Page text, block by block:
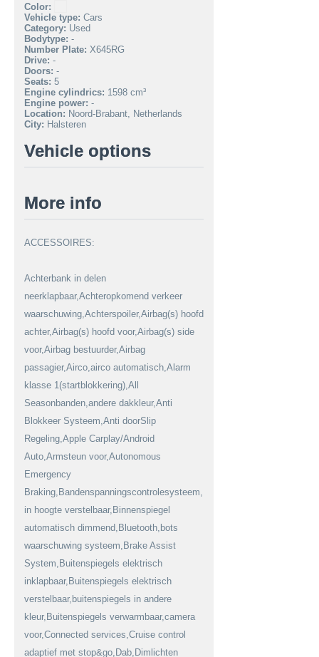
Color:
Vehicle type: Cars
Category: Used
Bodytype: -
Number Plate: X645RG
Drive: -
Doors: -
Seats: 5
Engine cylindrics: 1598 cm³
Engine power: -
Location: Noord-Brabant, Netherlands
City: Halsteren
Vehicle options
More info
ACCESSOIRES:
Achterbank in delen
neerklapbaar,Achteropkomend verkeer
waarschuwing,Achterspoiler,Airbag(s) hoofd
achter,Airbag(s) hoofd voor,Airbag(s) side
voor,Airbag bestuurder,Airbag
passagier,Airco,airco automatisch,Alarm
klasse 1(startblokkering),All
Seasonbanden,andere dakkleur,Anti
Blokkeer Systeem,Anti doorSlip
Regeling,Apple Carplay/Android
Auto,Armsteun voor,Autonomous
Emergency
Braking,Bandenspanningscontrolesysteem,Bestuurdersstoel
in hoogte verstelbaar,Binnenspiegel
automatisch dimmend,Bluetooth,bots
waarschuwing systeem,Brake Assist
System,Buitenspiegels elektrisch
inklapbaar,Buitenspiegels elektrisch
verstelbaar,buitenspiegels in andere
kleur,Buitenspiegels verwarmbaar,camera
voor,Connected services,Cruise control
adaptief met stop&go,Dab,Dimlichten